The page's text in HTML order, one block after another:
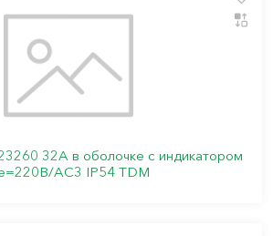
32А в оболочке с индикатором
АС3 IP54 TDM